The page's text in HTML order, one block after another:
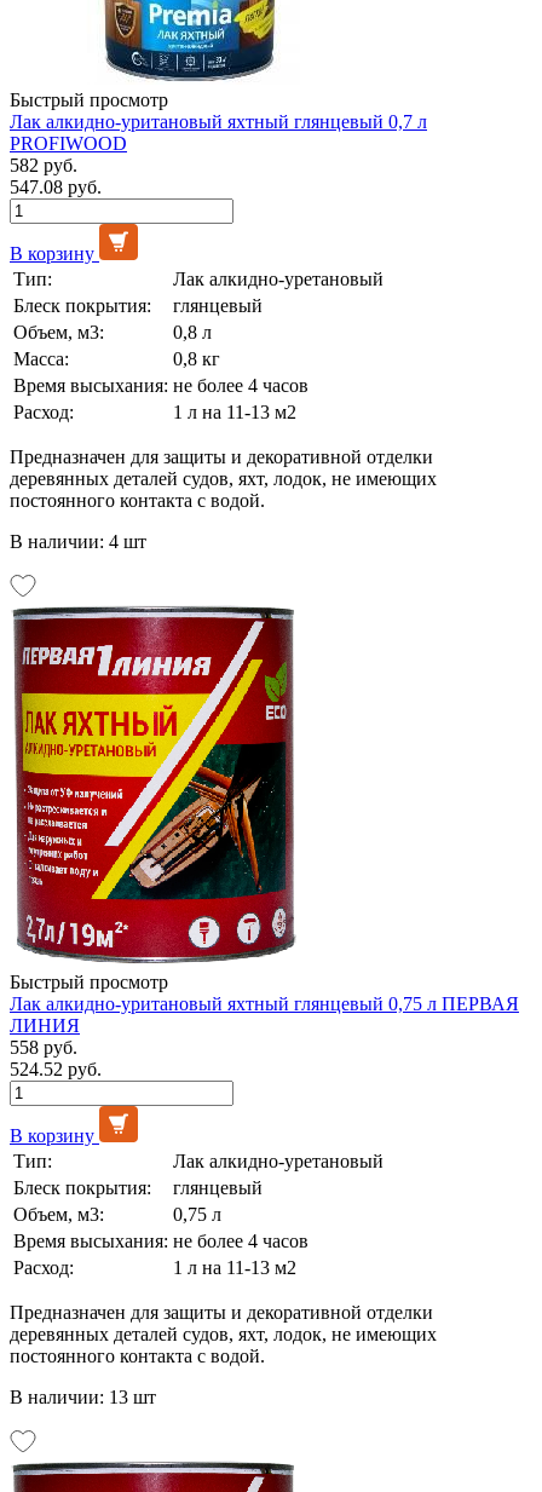
Быстрый просмотр
Лак алкидно-уритановый яхтный глянцевый 0,7 л
PROFIWOOD
582 руб.
547.08 руб.
В корзину
Тип:
Лак алкидно-уретановый
Блеск покрытия:
глянцевый
Объем, м3:
0,8 л
Масса:
0,8 кг
Время высыхания: не более 4 часов
Расход:
1 л на 11-13 м2
Предназначен для защиты и декоративной отделки
деревянных деталей судов, яхт, лодок, не имеющих
постоянного контакта с водой.
В наличии: 4 шт
Быстрый просмотр
Лак алкидно-уритановый яхтный глянцевый 0,75 л ПЕРВАЯ
ЛИНИЯ
558 руб.
524.52 руб.
В корзину
Тип:
Лак алкидно-уретановый
Блеск покрытия:
глянцевый
Объем, м3:
0,75 л
Время высыхания: не более 4 часов
Расход:
1 л на 11-13 м2
Предназначен для защиты и декоративной отделки
деревянных деталей судов, яхт, лодок, не имеющих
постоянного контакта с водой.
В наличии: 13 шт